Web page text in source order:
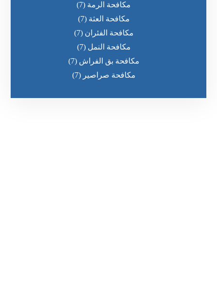
مكافحة الرمة (7)
مكافحة العثة (7)
مكافحة الفئران (7)
مكافحة النمل (7)
مكافحة بق الفراش (7)
مكافحة صراصير (7)